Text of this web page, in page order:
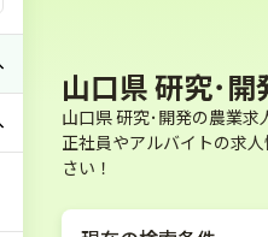
山口県 研究･
山口県 研究･開発の農業
正社員やアルバイトの求
さい！